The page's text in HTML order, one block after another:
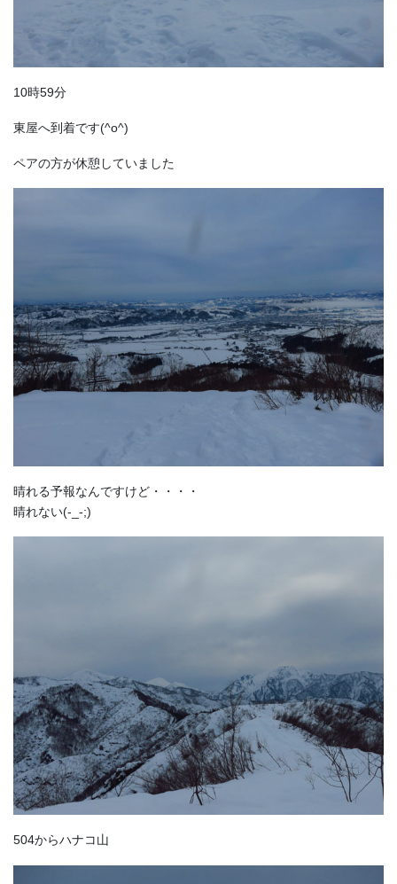
10時59分
東屋へ到着です(^o^)
ペアの方が休憩していました
晴れる予報なんですけど・・・・
晴れない(-_-;)
504からハナコ山